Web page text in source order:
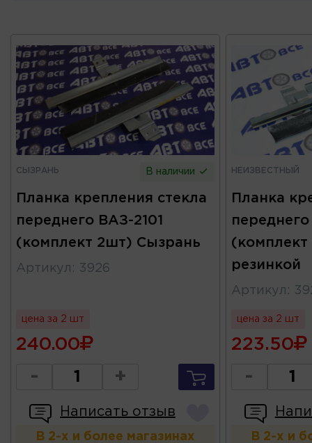
СЫЗРАНЬ В наличии
Планка крепления стекла
переднего ВАЗ-2101
(комплект 2шт) Сызрань
Артикул : 3926
цена за 2 шт
240.00
- +
Написать отзыв
В 2-х и более магазинах
НЕИЗВЕСТНЫЙ
Планка
резинкой
Артикул :
цена за 2 шт
223.50
-
В 2-х и